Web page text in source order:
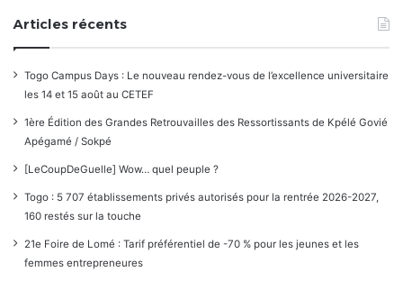
Articles récents
Togo Campus Days : Le nouveau rendez-vous de l’excellence universitaire
les 14 et 15 août au CETEF
1ère Édition des Grandes Retrouvailles des Ressortissants de Kpélé Govié
Apégamé / Sokpé
[LeCoupDeGuelle] Wow… quel peuple ?
Togo : 5 707 établissements privés autorisés pour la rentrée 2026-2027,
160 restés sur la touche
21e Foire de Lomé : Tarif préférentiel de -70 % pour les jeunes et les
femmes entrepreneures